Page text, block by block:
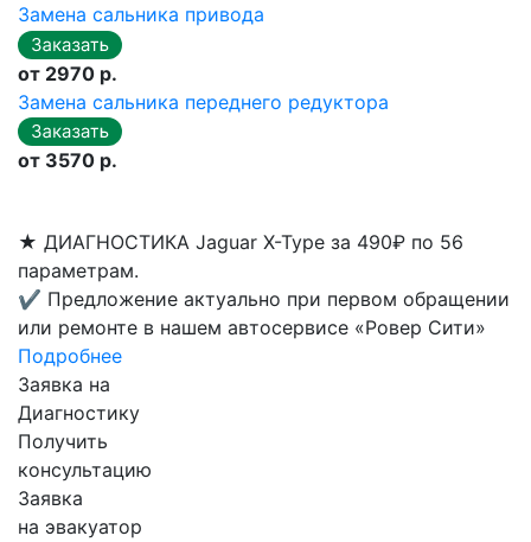
Замена сальника привода
от 2970 р.
Замена сальника переднего редуктора
от 3570 р.
★ ДИАГНОСТИКА Jaguar X-Type за 490₽ по 56
параметрам.
✔ Предложение актуально при первом обращении
или ремонте в нашем автосервисе «Ровер Сити»
Подробнее
Заявка на
Диагностику
Получить
консультацию
Заявка
на эвакуатор